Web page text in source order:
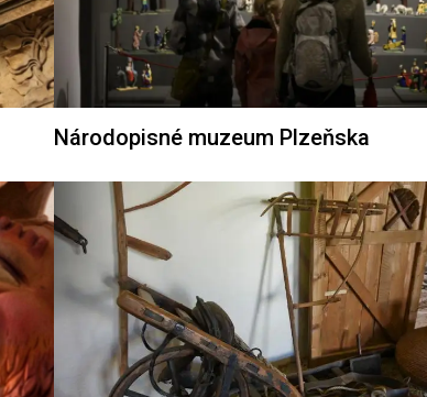
Národopisné muzeum Plzeňska